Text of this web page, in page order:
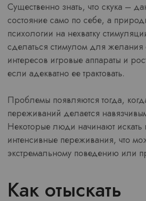
Существенно знать, что скука –
состояние само по себе, а
психологии на нехватку
сделаться стимулом для
интересов игровые аппараты и
если адекватно ее трактовать.
Проблемы появляются тогда,
переживаний делается
Некоторые люди начинают искать
интенсивные переживания, что
экстремальному поведению или
Как отыскать